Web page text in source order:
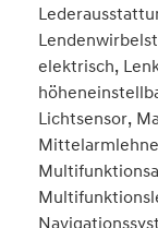
elektrisch,
Lichtsensor,